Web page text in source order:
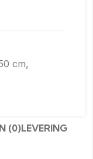
cm,
(0)LEVERING